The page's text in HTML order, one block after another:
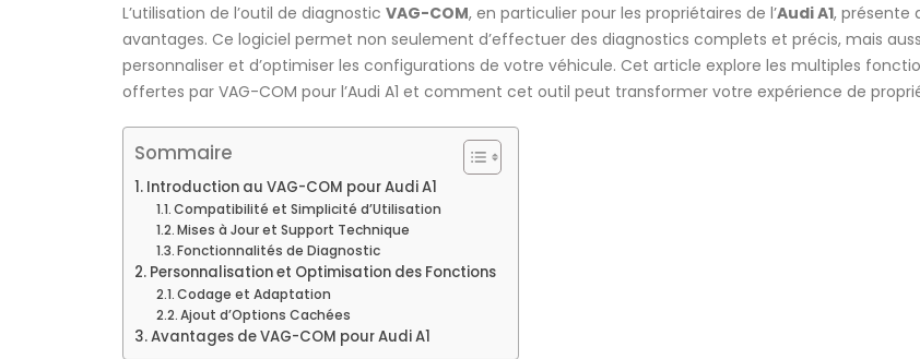
L’utilisation de l’outil de diagnostic VAG-COM, en particulier pour les propriétaires de l’Audi A1, présente
avantages. Ce logiciel permet non seulement d’effectuer des diagnostics complets et précis, mais
personnaliser et d’optimiser les configurations de votre véhicule. Cet article explore les multiples
offertes par VAG-COM pour l’Audi A1 et comment cet outil peut transformer votre expérience de
Sommaire
Introduction au VAG-COM pour Audi A1
Compatibilité et Simplicité d’Utilisation
Mises à Jour et Support Technique
Fonctionnalités de Diagnostic
Personnalisation et Optimisation des Fonctions
Codage et Adaptation
Ajout d’Options Cachées
Avantages de VAG-COM pour Audi A1